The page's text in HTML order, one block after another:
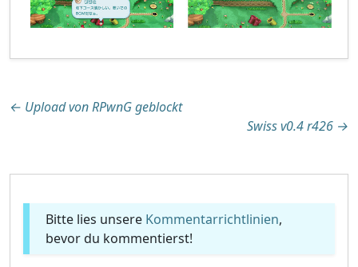
Beitragsnavigation
← Upload von RPwnG geblockt
Swiss v0.4 r426 →
Bitte lies unsere Kommentarrichtlinien,
bevor du kommentierst!